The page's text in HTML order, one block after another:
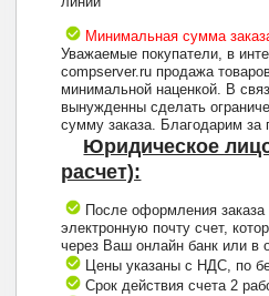
Минимальная сумма
Уважаемые покупатели, в
compserver.ru продажа
минимальной наценкой. В
вынужденны сделать
сумму заказа. Благодарим за
Юридическое
расчет):
После оформления
электронную почту счет,
через Ваш онлайн банк или в
Цены указаны с НДС, по
Срок действия счета 2